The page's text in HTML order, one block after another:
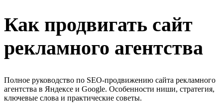
Как продвигать сайт
рекламного агентства
Полное руководство по SEO-продвижению сайта рекламного
агентства в Яндексе и Google. Особенности ниши, стратегия,
ключевые слова и практические советы.